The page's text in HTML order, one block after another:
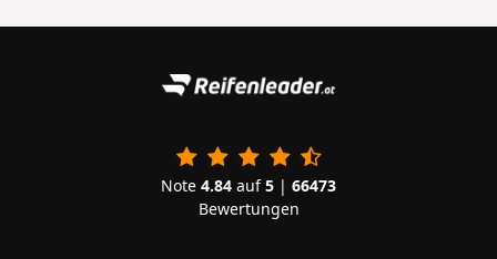
Note 4.84 auf5 | 66473
Bewertungen